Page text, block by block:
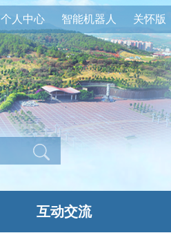
关怀版
智能机器人
个人中心
互动交流